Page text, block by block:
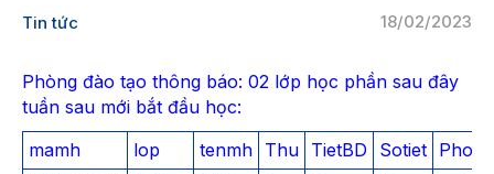
18/02/2023
Tin tức
Phòng đào tạo thông báo: 02 lớp học phần sau đây
tuần sau mới bắt đầu học:
mamh
lop tenmh Thu TietBD Sotiet Phong